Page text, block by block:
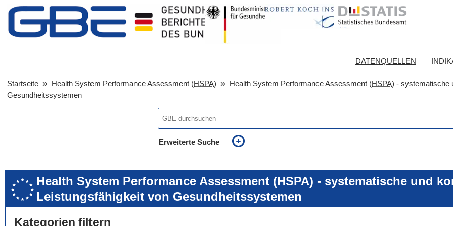
DATENQUELLEN
Startseite Health System Performance Assessment (HSPA) Health System Performance Assessment (HSPA) - systematische
Gesundheitssystemen
Erweiterte Suche
... genau diesen Ausdruck
auch ähnlich geschriebenes einbeziehen
Health System Performance Assessment (HSPA) - systematische und
Leistungsfähigkeit von Gesundheitssystemen
Kategorien filtern